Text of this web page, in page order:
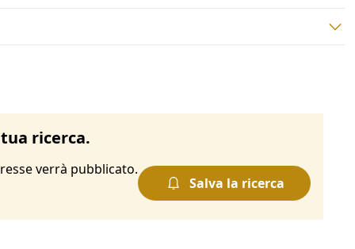
ricerca.
verrà pubblicato.
Salva la ricerca